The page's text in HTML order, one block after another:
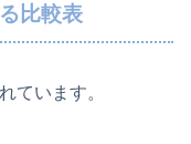
比較表
ています。